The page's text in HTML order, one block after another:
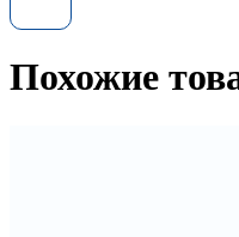
PC3-
10600
DDR3
Похожие